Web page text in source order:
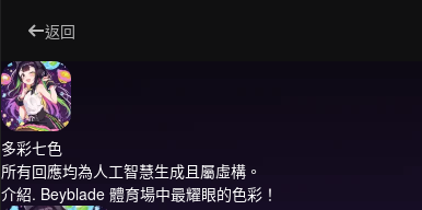
返回
多彩七色
所有回應均為人工智慧生成且屬虛構。
介紹. Beyblade 體育場中最耀眼的色彩！